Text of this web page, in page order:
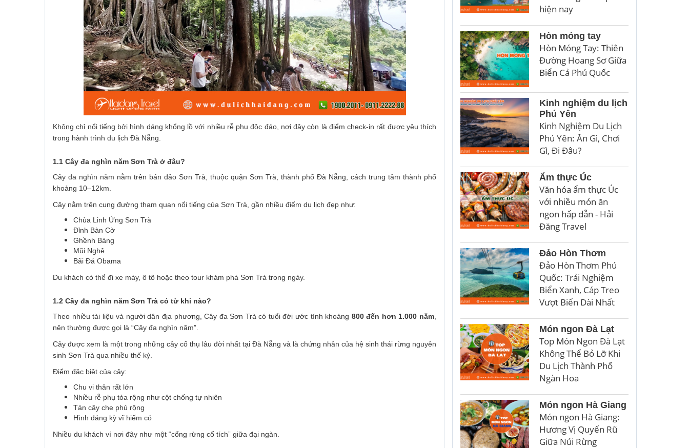
Không chỉ nổi tiếng bởi hình dáng khổng lồ với nhiều rễ phụ độc đáo, nơi đây còn là điểm check-in rất được yêu thích
trong hành trình du lịch Đà Nẵng.
1.1 Cây đa nghìn năm Sơn Trà ở đâu?
Cây đa nghìn năm nằm trên bán đảo Sơn Trà, thuộc quận Sơn Trà, thành phố Đà Nẵng, cách trung tâm thành phố
khoảng 10–12km.
Cây nằm trên cung đường tham quan nổi tiếng của Sơn Trà, gần nhiều điểm du lịch đẹp như:
Chùa Linh Ứng Sơn Trà
Đỉnh Bàn Cờ
Ghềnh Bàng
Mũi Nghê
Bãi Đá Obama
Du khách có thể đi xe máy, ô tô hoặc theo tour khám phá Sơn Trà trong ngày.
1.2 Cây đa nghìn năm Sơn Trà có từ khi nào?
Theo nhiều tài liệu và người dân địa phương, Cây đa Sơn Trà có tuổi đời ước tính khoảng 800 đến hơn 1.000 năm,
nên thường được gọi là “Cây đa nghìn năm”.
Cây được xem là một trong những cây cổ thụ lâu đời nhất tại Đà Nẵng và là chứng nhân của hệ sinh thái rừng nguyên
sinh Sơn Trà qua nhiều thế kỷ.
Điểm đặc biệt của cây:
Chu vi thân rất lớn
Nhiều rễ phụ tỏa rộng như cột chống tự nhiên
Tán cây che phủ rộng
Hình dáng kỳ vĩ hiếm có
Nhiều du khách ví nơi đây như một “cổng rừng cổ tích” giữa đại ngàn.
hiện nay
Hòn móng tay
Hòn Móng Tay: Thiên
Đường Hoang Sơ Giữa
Biển Cả Phú Quốc
Kinh nghiệm du lịch
Phú Yên
Kinh Nghiệm Du Lịch
Phú Yên: Ăn Gì, Chơi
Gì, Đi Đâu?
Ẩm thực Úc
Văn hóa ẩm thực Úc
với nhiều món ăn
ngon hấp dẫn - Hải
Đăng Travel
Đảo Hòn Thơm
Đảo Hòn Thơm Phú
Quốc: Trải Nghiệm
Biển Xanh, Cáp Treo
Vượt Biển Dài Nhất
Món ngon Đà Lạt
Top Món Ngon Đà Lạt
Không Thể Bỏ Lỡ Khi
Du Lịch Thành Phố
Ngàn Hoa
Món ngon Hà Giang
Món ngon Hà Giang:
Hương Vị Quyến Rũ
Giữa Núi Rừng